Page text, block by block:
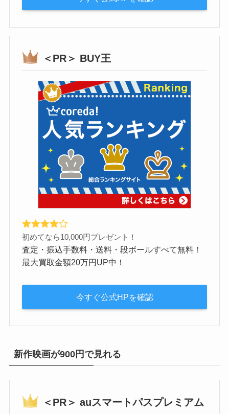
＜PR＞ BUY王
初めてなら10,000円プレゼント！
査定・振込手数料・送料・段ボールすべて無料！
最大買取金額20万円UP中！
今すぐ公式HPを確認
新作映画が900円で見れる
＜PR＞ auスマートパスプレミアム